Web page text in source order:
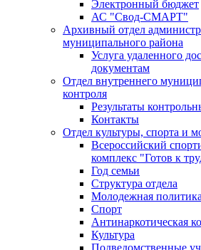
Электронный бюджет
АС "Свод-СМАРТ"
Архивный отдел
муниципального района
Услуга удаленного
документам
Отдел внутреннего
контроля
Результаты
Контакты
Отдел культуры, спорта и
Всероссийский
комплекс "Готов к
Год семьи
Структура отдела
Молодежная политика
Спорт
Антинаркотическая
Культура
Подведомственные